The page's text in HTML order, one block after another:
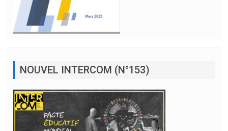
NOUVEL INTERCOM (N°153)